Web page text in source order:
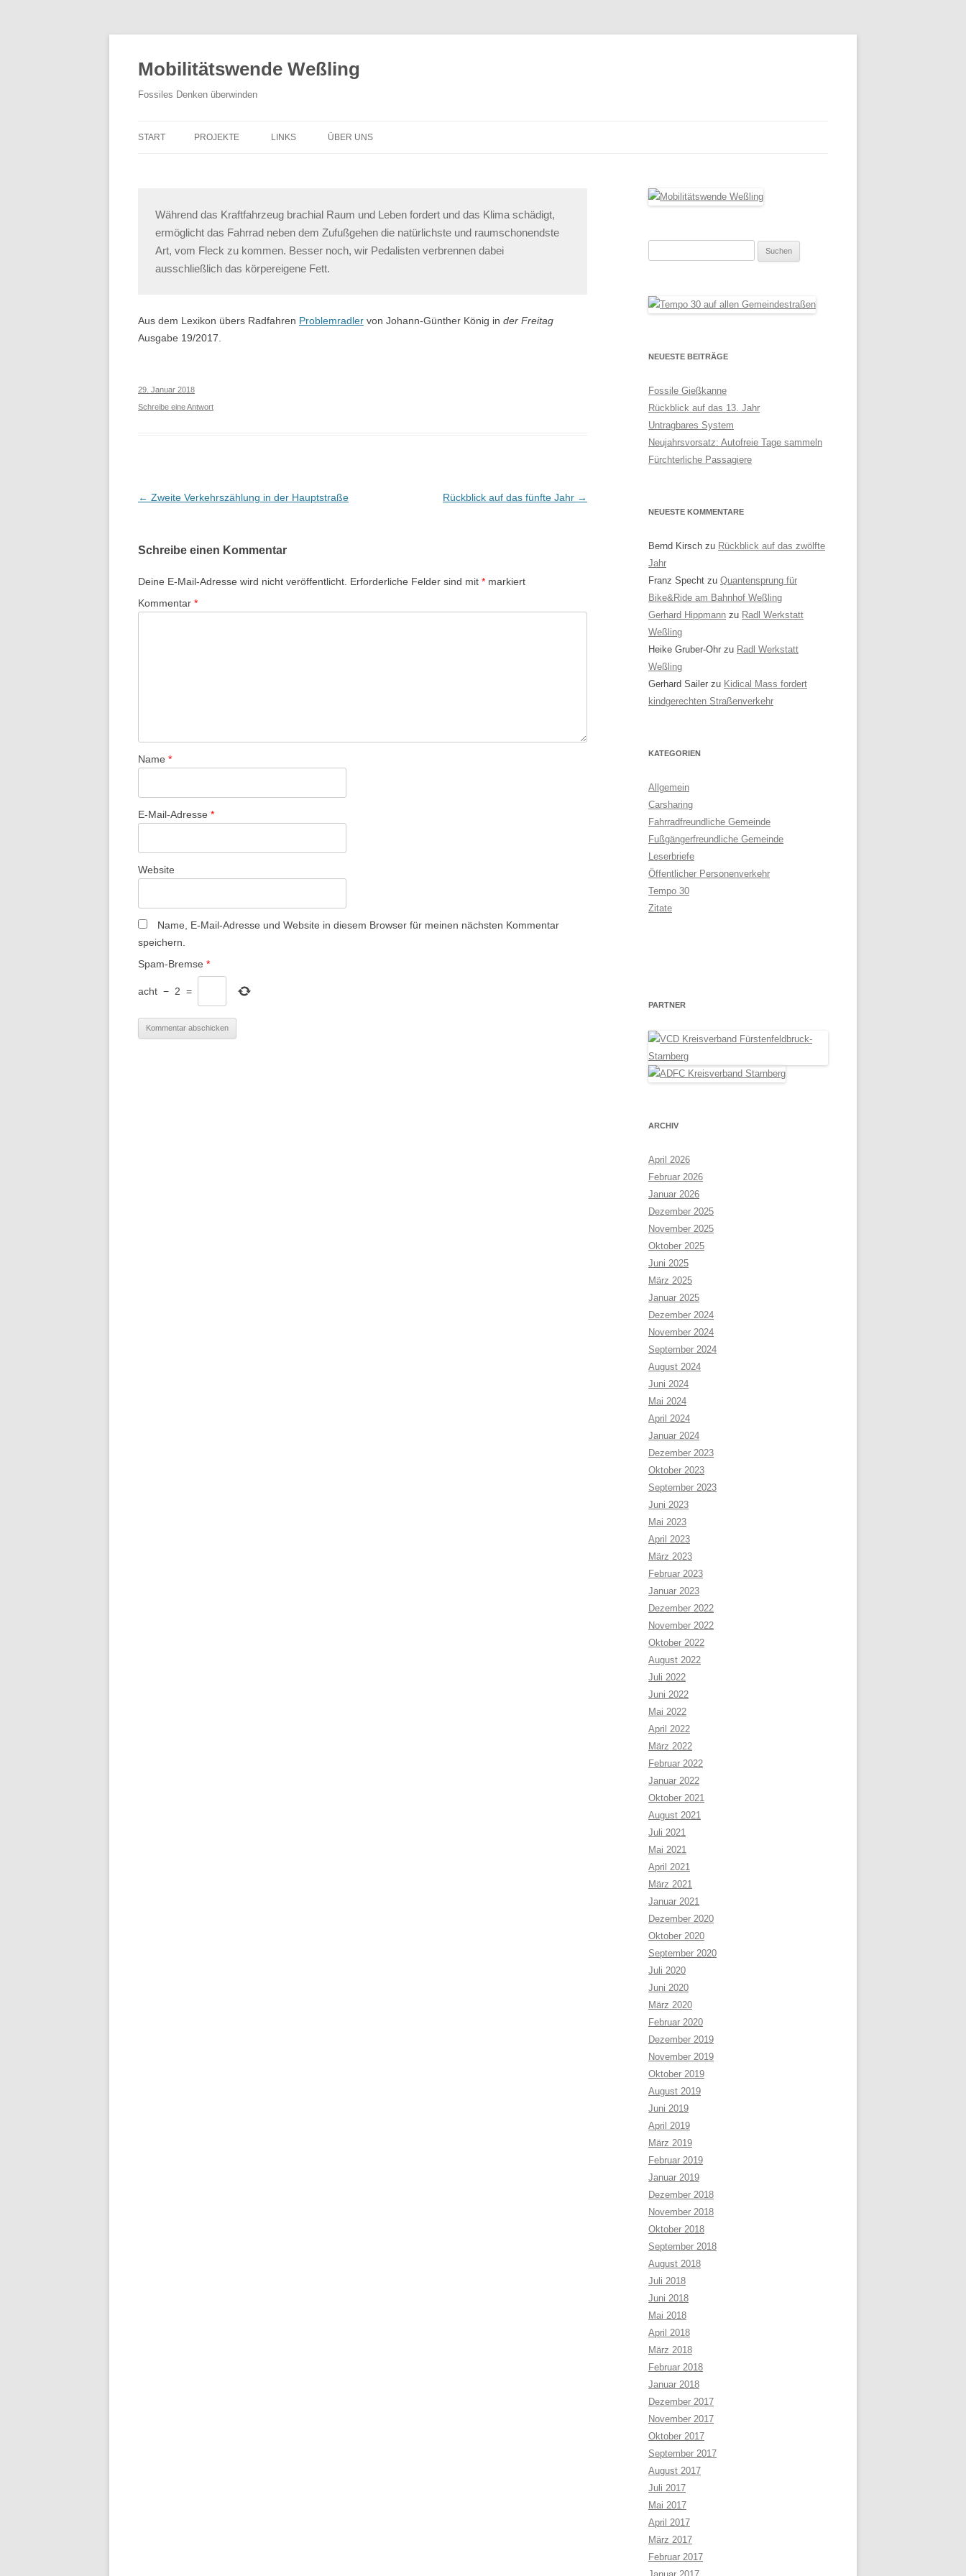
Mobilitätswende Weßling
Fossiles Denken überwinden
START PROJEKTE
LARA 1
BORDSTEINABSENKUNGEN
BOOKSHARING
LINKS ÜBER UNS
Während das Kraftfahrzeug brachial Raum und Leben fordert und das Klima schädigt,
ermöglicht das Fahrrad neben dem Zufußgehen die natürlichste und raumschonendste
Art, vom Fleck zu kommen. Besser noch, wir Pedalisten verbrennen dabei
ausschließlich das körpereigene Fett.
Aus dem Lexikon übers Radfahren Problemradler von Johann-Günther König in der Freitag
Ausgabe 19/2017.
29. Januar 2018
Schreibe eine Antwort
Beitragsnavigation
← Zweite Verkehrszählung in der Hauptstraße Rückblick auf das fünfte Jahr →
Schreibe einen Kommentar
Deine E-Mail-Adresse wird nicht veröffentlicht. Erforderliche Felder sind mit * markiert
Kommentar *
Name *
E-Mail-Adresse *
Website
Name, E-Mail-Adresse und Website in diesem Browser für meinen nächsten Kommentar
speichern.
Spam-Bremse *
acht − 2 =
NEUESTE BEITRÄGE
Fossile Gießkanne
Rückblick auf das 13. Jahr
Untragbares System
Neujahrsvorsatz: Autofreie Tage sammeln
Fürchterliche Passagiere
NEUESTE KOMMENTARE
Bernd Kirsch zu Rückblick auf das zwölfte
Jahr
Franz Specht zu Quantensprung für
Bike&Ride am Bahnhof Weßling
Gerhard Hippmann zu Radl Werkstatt
Weßling
Heike Gruber-Ohr zu Radl Werkstatt
Weßling
Gerhard Sailer zu Kidical Mass fordert
kindgerechten Straßenverkehr
KATEGORIEN
Allgemein
Carsharing
Fahrradfreundliche Gemeinde
Fußgängerfreundliche Gemeinde
Leserbriefe
Öffentlicher Personenverkehr
Tempo 30
Zitate
PARTNER
ARCHIV
April 2026
Februar 2026
Januar 2026
Dezember 2025
November 2025
Oktober 2025
Juni 2025
März 2025
Januar 2025
Dezember 2024
November 2024
September 2024
August 2024
Juni 2024
Mai 2024
April 2024
Januar 2024
Dezember 2023
Oktober 2023
September 2023
Juni 2023
Mai 2023
April 2023
März 2023
Februar 2023
Januar 2023
Dezember 2022
November 2022
Oktober 2022
August 2022
Juli 2022
Juni 2022
Mai 2022
April 2022
März 2022
Februar 2022
Januar 2022
Oktober 2021
August 2021
Juli 2021
Mai 2021
April 2021
März 2021
Januar 2021
Dezember 2020
Oktober 2020
September 2020
Juli 2020
Juni 2020
März 2020
Februar 2020
Dezember 2019
November 2019
Oktober 2019
August 2019
Juni 2019
April 2019
März 2019
Februar 2019
Januar 2019
Dezember 2018
November 2018
Oktober 2018
September 2018
August 2018
Juli 2018
Juni 2018
Mai 2018
April 2018
März 2018
Februar 2018
Januar 2018
Dezember 2017
November 2017
Oktober 2017
September 2017
August 2017
Juli 2017
Mai 2017
April 2017
März 2017
Februar 2017